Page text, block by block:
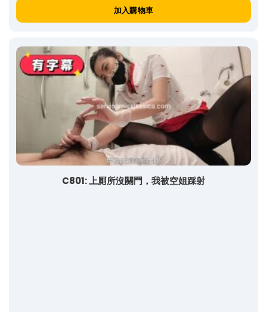
加入購物車
C801: 上厠所沒關門，我被空姐踩射